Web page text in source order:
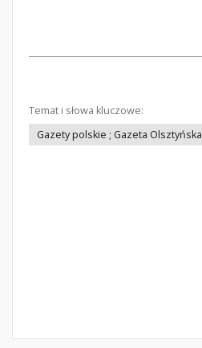
Temat i słowa kluczowe:
Gazety polskie ; Gazeta Olsztyńska